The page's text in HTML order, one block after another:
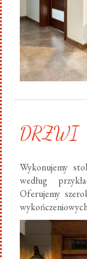
DRZWI
Wykonujemy
według
Oferujemy